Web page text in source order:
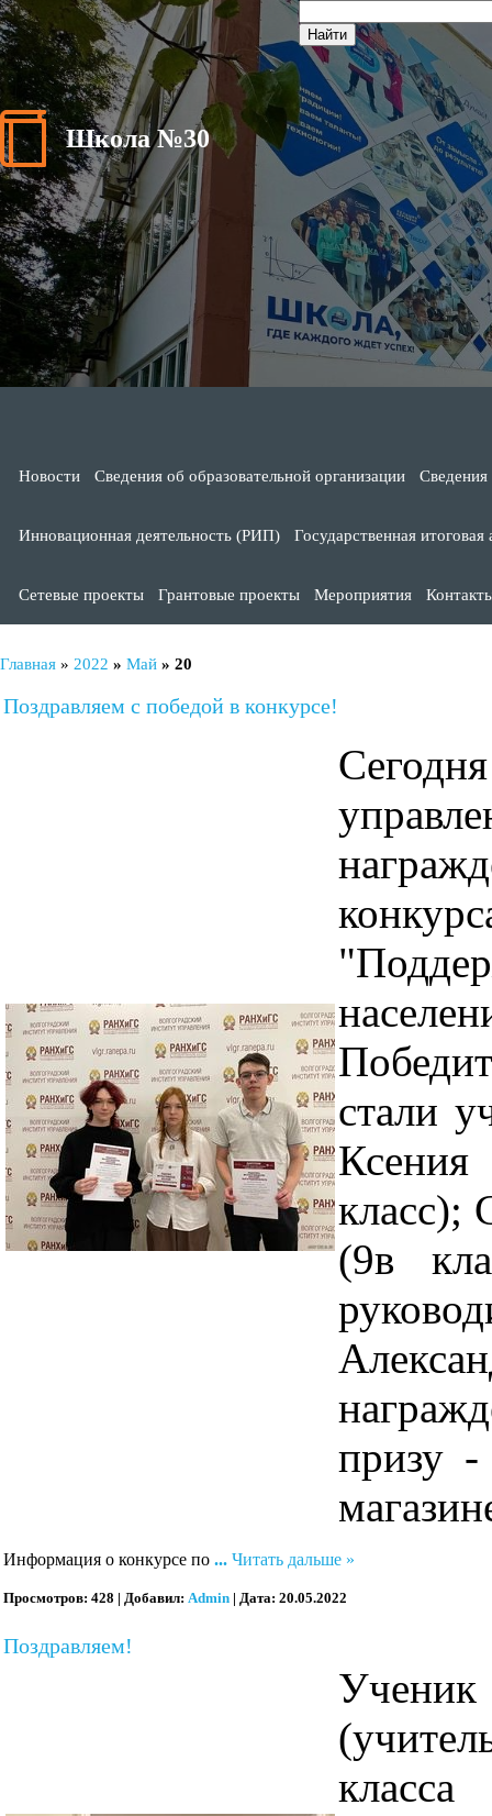
Школа №30
Новости Сведения об образовательной организации Сведения
Инновационная деятельность (РИП) Государственная итоговая
Сетевые проекты Грантовые проекты Мероприятия
Главная » 2022 » Май » 20
Поздравляем с победой в конкурсе!
стали
класс);
(9в
призу
Информация о конкурсе по ... Читать дальше »
Просмотров: 428 | Добавил: Admin | Дата: 20.05.2022
Поздравляем!